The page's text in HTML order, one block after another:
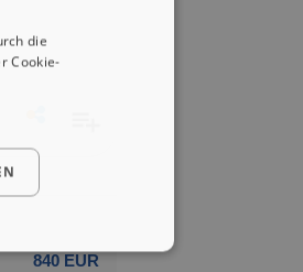
840 EUR
die
Cookie-